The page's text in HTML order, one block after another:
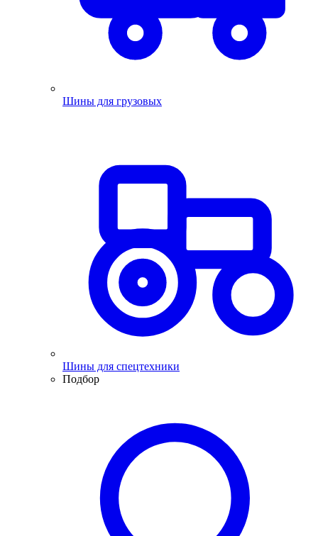
Шины для грузовых
Шины для спецтехники
Подбор